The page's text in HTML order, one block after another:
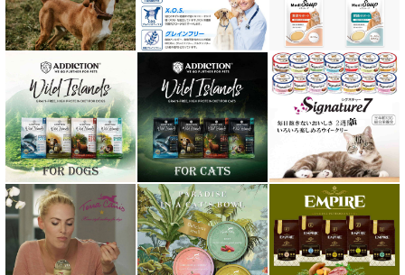
ニュートライプ NUTRIPE
ｐＨ バランス キャット ウォーター
ネイチャーベット NaturVet
バーキングヘッズ BARKING HEADS
ハーロウブレンド Harlow Blend
バイオトロール・バイオフレッシュ Byotrol
バリアサプリ